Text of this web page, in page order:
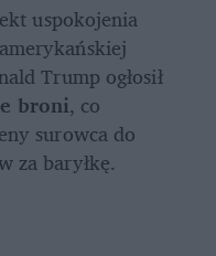
uspokojenia
blokady irańskich portów, Donald Trump ogłosił
broni, co
surowca do
za baryłkę.